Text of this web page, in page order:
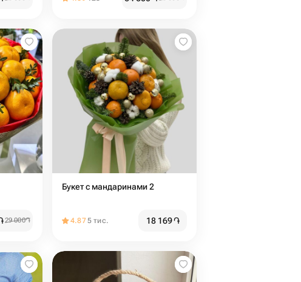
29 000֏
Букет с мандаринами 2
4.875 тис. 18 169֏